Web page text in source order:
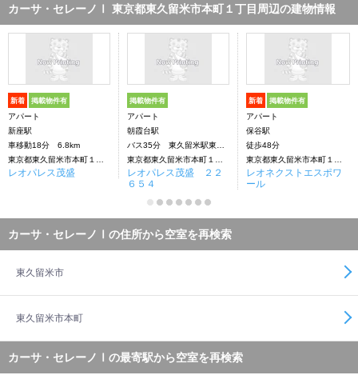
カーサ・セレーノⅠ 東京都東久留米市本町１丁目周辺の建物情報
新着 掲載物件有
アパート
新座駅
車移動18分 6.8km
レオパレス茂盛
掲載物件有
アパート
朝霞台駅
バス35分 東久留米駅東口下車：停歩4分
レオパレス茂盛 ２２
６５４
新着 掲載物件有
アパート
保谷駅
徒歩48分
レオネクストエスポワ
ール
カーサ・セレーノⅠの住所から空室を再検索
東久留米市
東久留米市本町
カーサ・セレーノⅠの最寄駅から空室を再検索